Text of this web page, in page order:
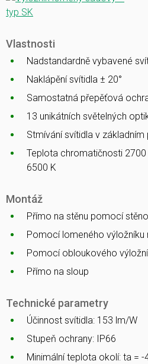
Vlastnosti
Nadstandardně vybavené
Naklápění svítidla ± 20°
Samostatná přepěťová
13 unikátních světelných
Stmívání svítidla v základním
Teplota chromatičnosti 2700
6500 K
Montáž
Přímo na stěnu pomocí
Pomocí lomeného výložníku
Pomocí obloukového
Přímo na sloup
Technické parametry
Účinnost svítidla: 153 lm/W
Stupeň ochrany: IP66
Minimální teplota okolí: ta = -